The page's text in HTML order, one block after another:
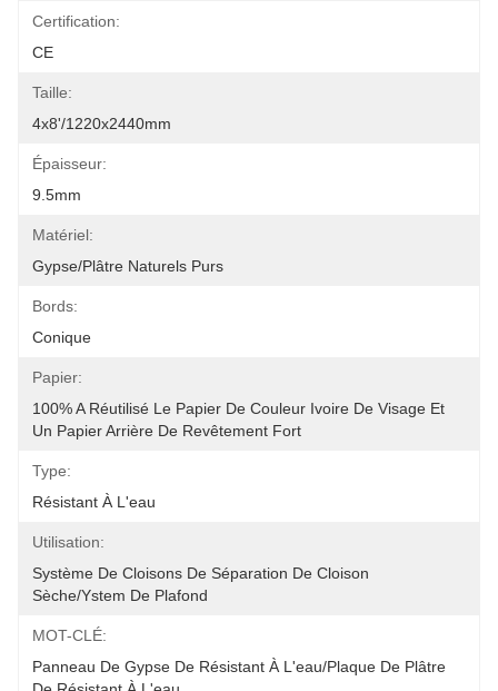
Certification:
CE
Taille:
4x8'/1220x2440mm
Épaisseur:
9.5mm
Matériel:
Gypse/plâtre Naturels Purs
Bords:
Conique
Papier:
100% A Réutilisé Le Papier De Couleur Ivoire De Visage Et
Un Papier Arrière De Revêtement Fort
Type:
Résistant À L'eau
Utilisation:
Système De Cloisons De Séparation De Cloison
Sèche/ystem De Plafond
MOT-CLÉ:
Panneau De Gypse De Résistant À L'eau/plaque De Plâtre